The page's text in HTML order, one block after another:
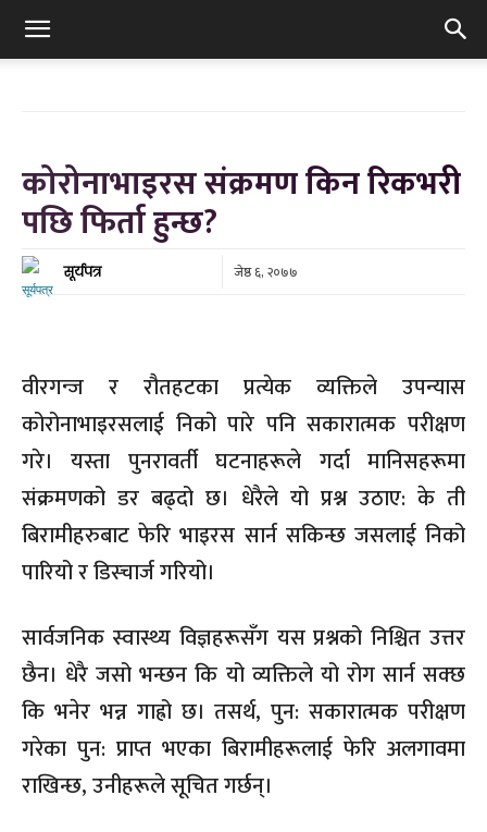
कोरोनाभाइरस संक्रमण किन रिकभरी
पछि फिर्ता हुन्छ?
सूर्यपत्र जेष्ठ ६, २०७७
वीरगन्ज र रौतहटका प्रत्येक व्यक्तिले उपन्यास
कोरोनाभाइरसलाई निको पारे पनि सकारात्मक परीक्षण
गरे। यस्ता पुनरावर्ती घटनाहरूले गर्दा मानिसहरूमा
संक्रमणको डर बढ्दो छ। धेरैले यो प्रश्न उठाए: के ती
बिरामीहरुबाट फेरि भाइरस सार्न सकिन्छ जसलाई निको
पारियो र डिस्चार्ज गरियो।
सार्वजनिक स्वास्थ्य विज्ञहरूसँग यस प्रश्नको निश्चित उत्तर
छैन। धेरै जसो भन्छन कि यो व्यक्तिले यो रोग सार्न सक्छ
कि भनेर भन्न गाह्रो छ। तसर्थ, पुन: सकारात्मक परीक्षण
गरेका पुन: प्राप्त भएका बिरामीहरूलाई फेरि अलगावमा
राखिन्छ, उनीहरूले सूचित गर्छन्।